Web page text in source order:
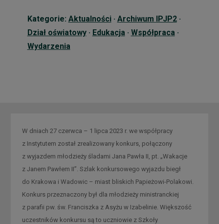
Kategorie: Aktualności· Archiwum IPJP2·
Dział oświatowy· Edukacja · Współpraca ·
Wydarzenia
W dniach 27 czerwca – 1 lipca 2023 r. we współpracy
z Instytutem został zrealizowany konkurs, połączony
z wyjazdem młodzieży śladami Jana Pawła II, pt. „Wakacje
z Janem Pawłem II”. Szlak konkursowego wyjazdu biegł
do Krakowa i Wadowic – miast bliskich Papieżowi-Polakowi.
Konkurs przeznaczony był dla młodzieży ministranckiej
z parafii pw. św. Franciszka z Asyżu w Izabelinie. Większość
uczestników konkursu są to uczniowie z Szkoły